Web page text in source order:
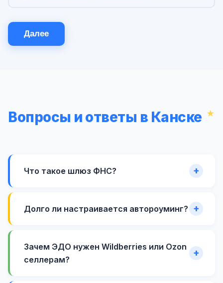
Далее
Вопросы и ответы в Канске
Что такое шлюз ФНС?
Долго ли настраивается автороуминг?
Зачем ЭДО нужен Wildberries или Ozon
селлерам?